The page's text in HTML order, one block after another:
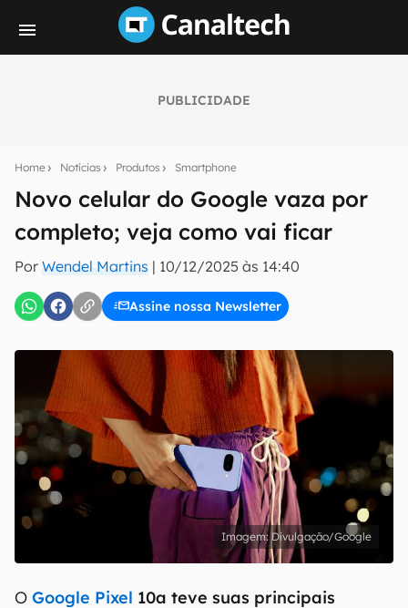
PUBLICIDADE
Home Notícias Produtos Smartphone
Novo celular do Google vaza por
completo; veja como vai ficar
Por Wendel Martins | 10/12/2025 às 14:40
Assine nossa Newsletter
notícias e reviews sobre tecnologia em primeira
E-mail
inscreva-se
Confirmo que li, aceito e concordo com os Termos de
Uso e Política de Privacidade do Canaltech.
Divulgação/Google
O Google Pixel 10a teve suas principais